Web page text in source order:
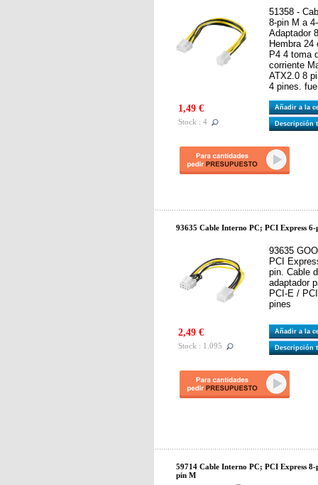
51358 -
8-pin M a
Adaptador
Hembra
P4 4 toma
corriente
ATX2.0 8
4 pines.
1,49 €
Stock : 4
Añadir a la
Descripción
93635 Cable Interno PC; PCI Express
93635
PCI
pin. Cable
adaptador
PCI-E /
pines
2,49 €
Stock : 1.095
Añadir a la
Descripción
59714 Cable Interno PC; PCI Express
pin M